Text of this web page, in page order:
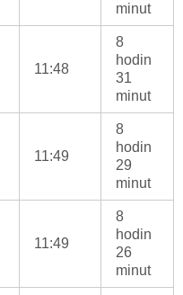
minut
11:48
8
hodin
31
minut
11:49
8
hodin
29
minut
11:49
8
hodin
26
minut